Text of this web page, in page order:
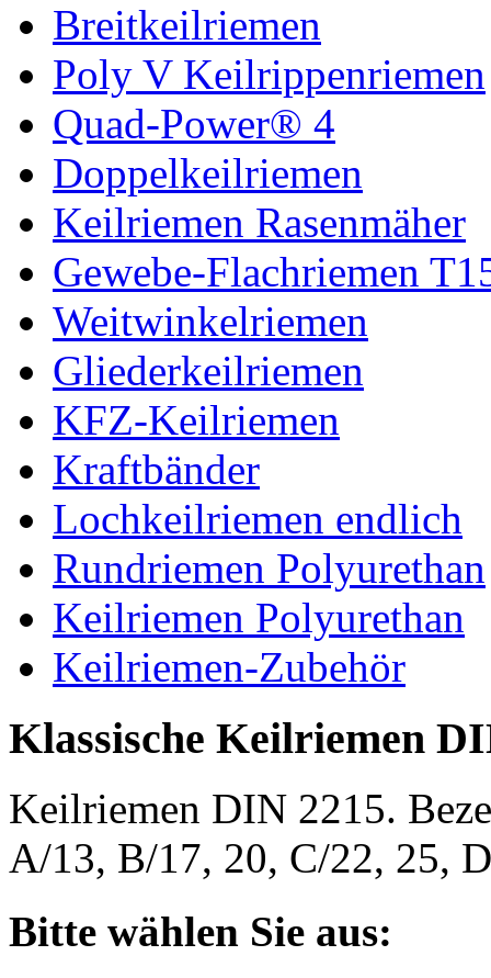
Breitkeilriemen
Poly V Keilrippenriemen
Quad-Power® 4
Doppelkeilriemen
Keilriemen Rasenmäher
Gewebe-Flachriemen
Weitwinkelriemen
Gliederkeilriemen
KFZ-Keilriemen
Kraftbänder
Lochkeilriemen endlich
Rundriemen Polyurethan
Keilriemen Polyurethan
Keilriemen-Zubehör
Klassische Keilriemen
Keilriemen DIN 2215.
A/13, B/17, 20, C/22, 25,
Bitte wählen Sie aus: